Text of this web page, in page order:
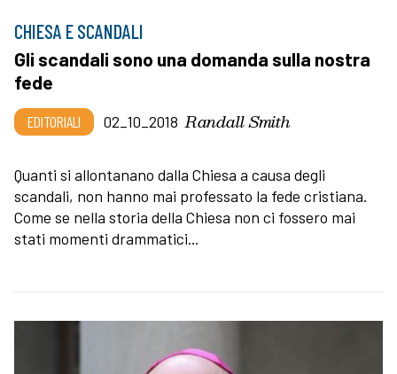
CHIESA E SCANDALI
Gli scandali sono una domanda sulla nostra
fede
EDITORIALI 02_10_2018 Randall Smith
Quanti si allontanano dalla Chiesa a causa degli
scandali, non hanno mai professato la fede cristiana.
Come se nella storia della Chiesa non ci fossero mai
stati momenti drammatici...